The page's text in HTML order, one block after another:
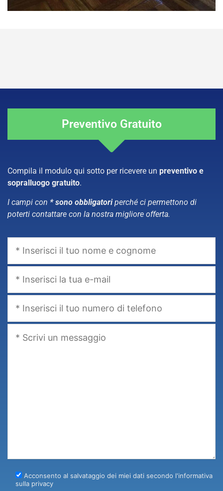
Preventivo Gratuito
Compila il modulo qui sotto per ricevere un preventivo e
sopralluogo gratuito.
I campi con * sono obbligatoriperché ci permettono di
poterti contattare con la nostra migliore offerta.
Acconsento al salvataggio dei miei dati secondo l'informativa
sulla privacy